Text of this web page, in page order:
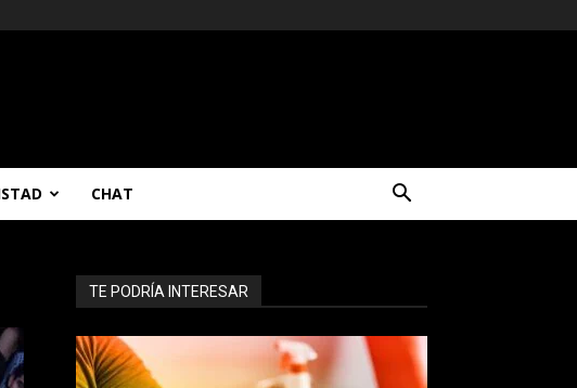
CHAT
TE PODRÍA INTERESAR